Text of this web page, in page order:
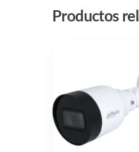
Productos